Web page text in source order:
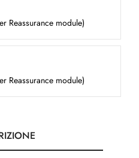
Reassurance module)
Reassurance module)